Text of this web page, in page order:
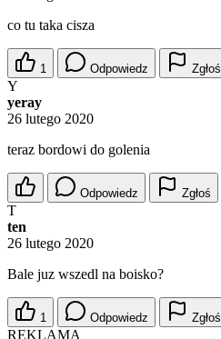
co tu taka cisza
1 Odpowiedz Zgłoś
Y
yeray
26 lutego 2020
teraz bordowi do golenia
Odpowiedz Zgłoś
T
ten
26 lutego 2020
Bale juz wszedl na boisko?
1 Odpowiedz Zgłoś
REKLAMA